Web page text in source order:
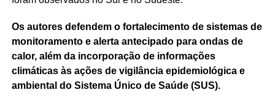
Os autores defendem o fortalecimento de sistemas de
monitoramento e alerta antecipado para ondas de
calor, além da incorporação de informações
climáticas às ações de vigilância epidemiológica e
ambiental do Sistema Único de Saúde (SUS).